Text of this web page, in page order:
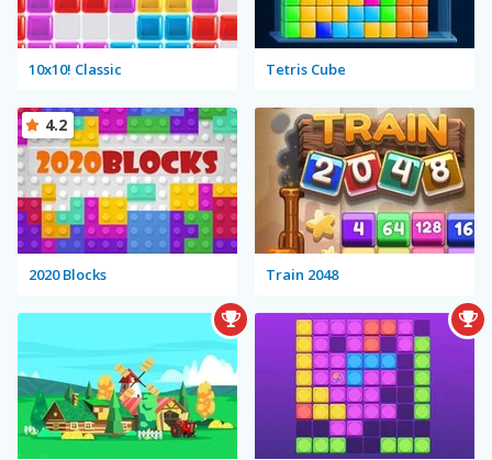
10x10! Classic Tetris Cube
2020 Blocks
4.2
Train 2048